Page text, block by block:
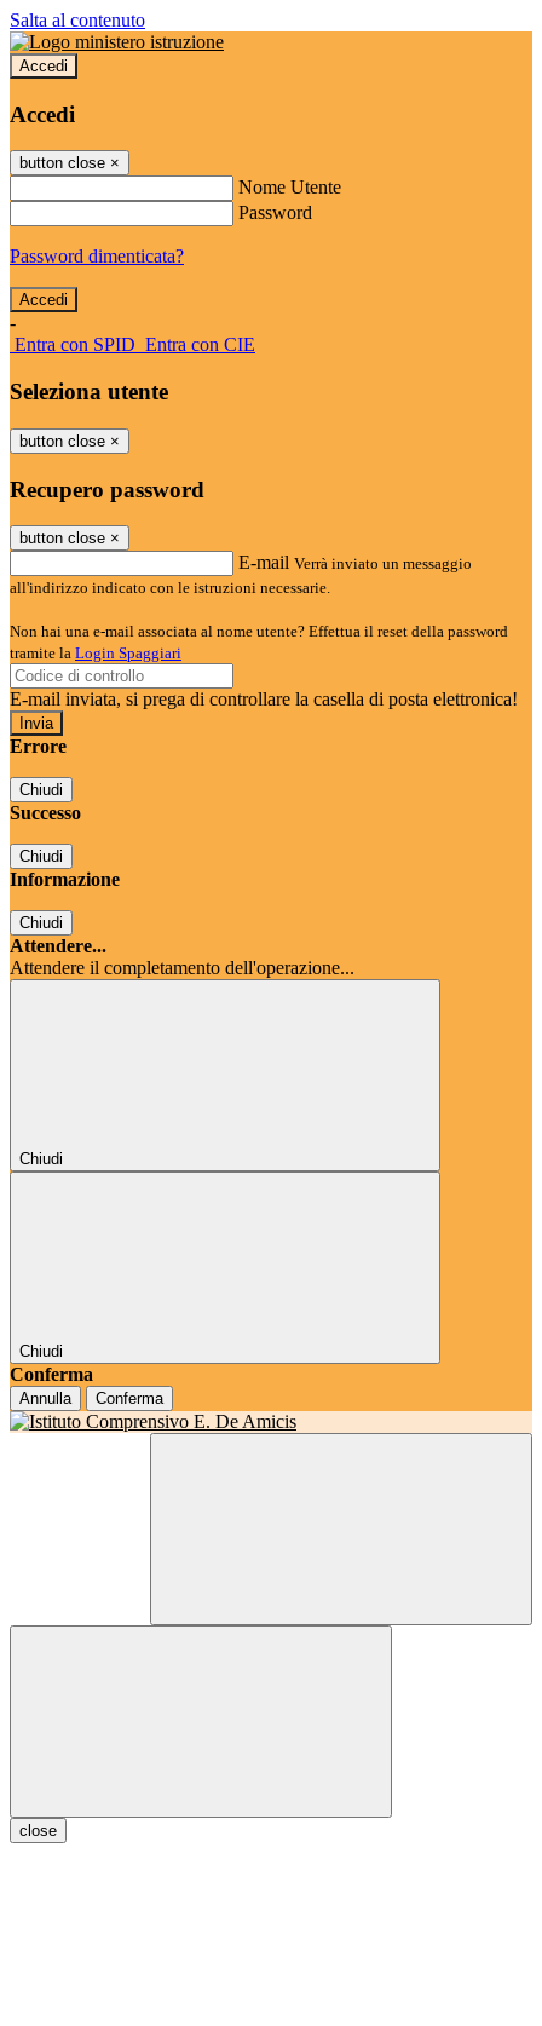
Salta al contenuto
Accedi
Accedi
button close ×
Nome Utente
Password
Password dimenticata?
-
Entra con SPID Entra con CIE
Seleziona utente
button close ×
Recupero password
button close ×
E-mail Verrà inviato un messaggio
all'indirizzo indicato con le istruzioni necessarie.
Non hai una e-mail associata al nome utente? Effettua il reset della password
tramite la Login Spaggiari
E-mail inviata, si prega di controllare la casella di posta elettronica!
Errore
Chiudi
Successo
Chiudi
Informazione
Chiudi
Attendere...
Attendere il completamento dell'operazione...
Chiudi
Chiudi
Conferma
Annulla Conferma
close